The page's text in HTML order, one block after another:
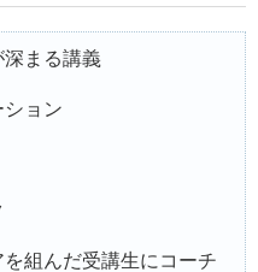
深まる講義
ョン
組んだ受講生にコーチ